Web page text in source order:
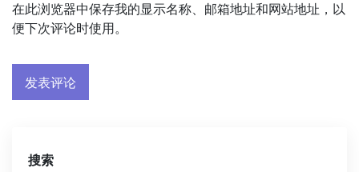
在此浏览器中保存我的显示名称、邮箱地址和网站地址，以
便下次评论时使用。
搜索